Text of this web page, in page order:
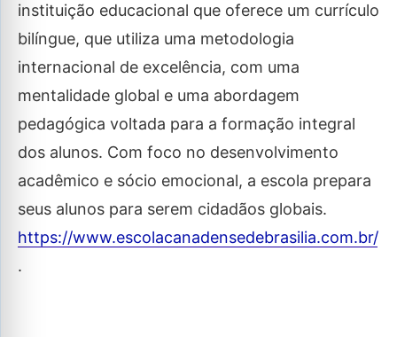
instituição educacional que oferece um currículo
bilíngue, que utiliza uma metodologia
internacional de excelência, com uma
mentalidade global e uma abordagem
pedagógica voltada para a formação integral
dos alunos. Com foco no desenvolvimento
acadêmico e sócio emocional, a escola prepara
seus alunos para serem cidadãos globais.
https://www.escolacanadensedebrasilia.com.br/
.